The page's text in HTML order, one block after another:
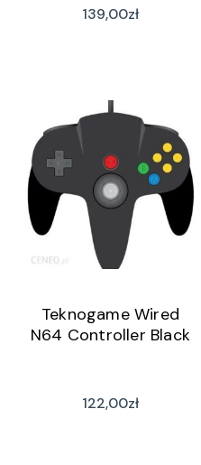
139,00zł
Teknogame Wired
N64 Controller Black
122,00zł